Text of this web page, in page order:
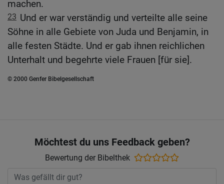
machen.
23 Und er war verständig und verteilte alle seine
Söhne in alle Gebiete von Juda und Benjamin, in
alle festen Städte. Und er gab ihnen reichlichen
Unterhalt und begehrte viele Frauen [für sie].
© 2000 Genfer Bibelgesellschaft
Möchtest du uns Feedback geben?
Bewertung der Bibelthek